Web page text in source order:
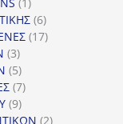
προϊόν
66
προϊόντα
1717
33
προϊόντα
55
προϊόντα
77
99
προϊόντα
22